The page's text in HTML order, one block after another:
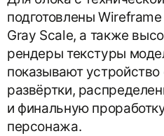
подготовлены
Gray Scale, а также
рендеры текстуры
показывают устройство
развёртки,
и финальную
персонажа.